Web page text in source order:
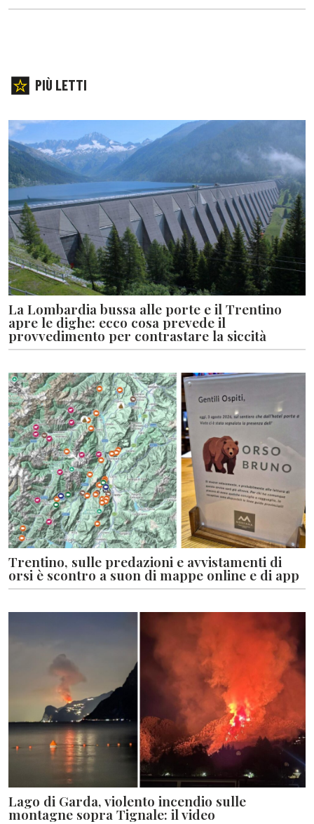
PIÙ LETTI
La Lombardia bussa alle porte e il Trentino
apre le dighe: ecco cosa prevede il
provvedimento per contrastare la siccità
Trentino, sulle predazioni e avvistamenti di
orsi è scontro a suon di mappe online e di app
Lago di Garda, violento incendio sulle
montagne sopra Tignale: il video